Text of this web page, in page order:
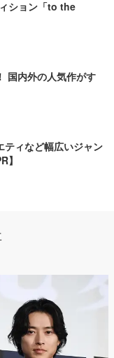
ション「to the
国内外の人気作がす
ィなど幅広いジャン
】